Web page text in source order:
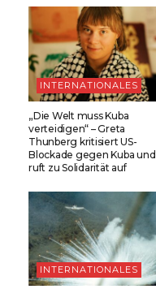
INTERNATIONALES
„Die Welt muss Kuba
verteidigen“ – Greta
Thunberg kritisiert US-
Blockade gegen Kuba und
ruft zu Solidarität auf
INTERNATIONALES